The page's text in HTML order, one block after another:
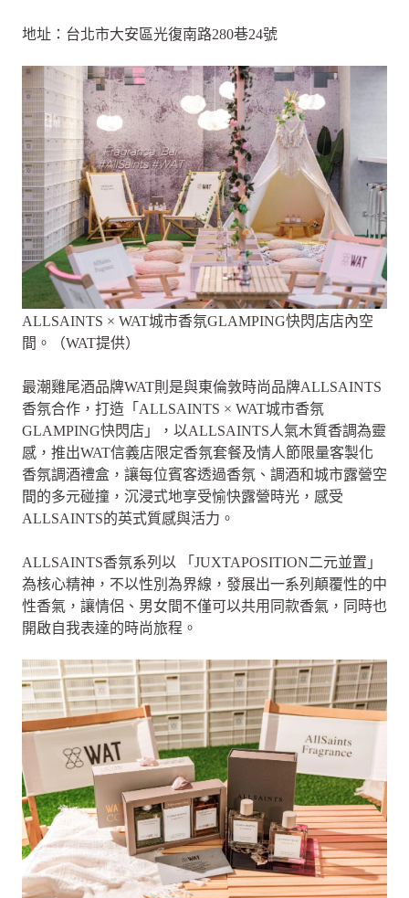
地址：台北市大安區光復南路280巷24號
ALLSAINTS × WAT城市香氛GLAMPING快閃店店內空
間。（WAT提供）
最潮雞尾酒品牌WAT則是與東倫敦時尚品牌ALLSAINTS
香氛合作，打造「ALLSAINTS × WAT城市香氛
GLAMPING快閃店」，以ALLSAINTS人氣木質香調為靈
感，推出WAT信義店限定香氛套餐及情人節限量客製化
香氛調酒禮盒，讓每位賓客透過香氛、調酒和城市露營空
間的多元碰撞，沉浸式地享受愉快露營時光，感受
ALLSAINTS的英式質感與活力。
ALLSAINTS香氛系列以 「JUXTAPOSITION二元並置」
為核心精神，不以性別為界線，發展出一系列顛覆性的中
性香氣，讓情侶、男女間不僅可以共用同款香氣，同時也
開啟自我表達的時尚旅程。